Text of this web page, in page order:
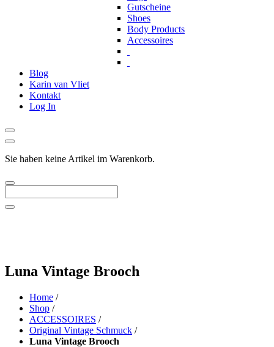
Gutscheine
Shoes
Body Products
Accessoires
Blog
Karin van Vliet
Kontakt
Log In
Sie haben keine Artikel im Warenkorb.
Luna Vintage Brooch
Home /
Shop /
ACCESSOIRES /
Original Vintage Schmuck /
Luna Vintage Brooch